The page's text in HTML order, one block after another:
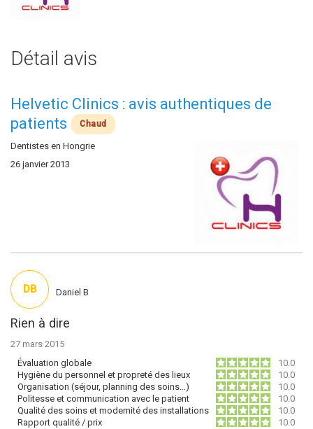
Détail avis
Helvetic Clinics : avis authentiques de
patients
Chaud
Dentistes en Hongrie
26 janvier 2013
Rien à dire
27 mars 2015
Évaluation globale
10.0
Hygiène du personnel et propreté des lieux
10.0
Organisation (séjour, planning des soins…)
10.0
Politesse et communication avec le patient
10.0
Qualité des soins et modernité des installations
10.0
Rapport qualité / prix
10.0
DB Daniel B